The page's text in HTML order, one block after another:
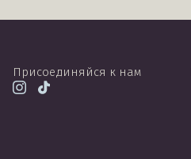
Присоединяйся к нам